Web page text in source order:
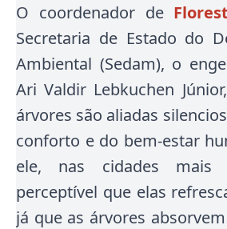
O coordenador de
Secretaria de Estado do
Ambiental (Sedam), o
Ari Valdir Lebkuchen
árvores são aliadas
conforto e do bem-estar
ele, nas cidades mais
perceptível que elas
já que as árvores